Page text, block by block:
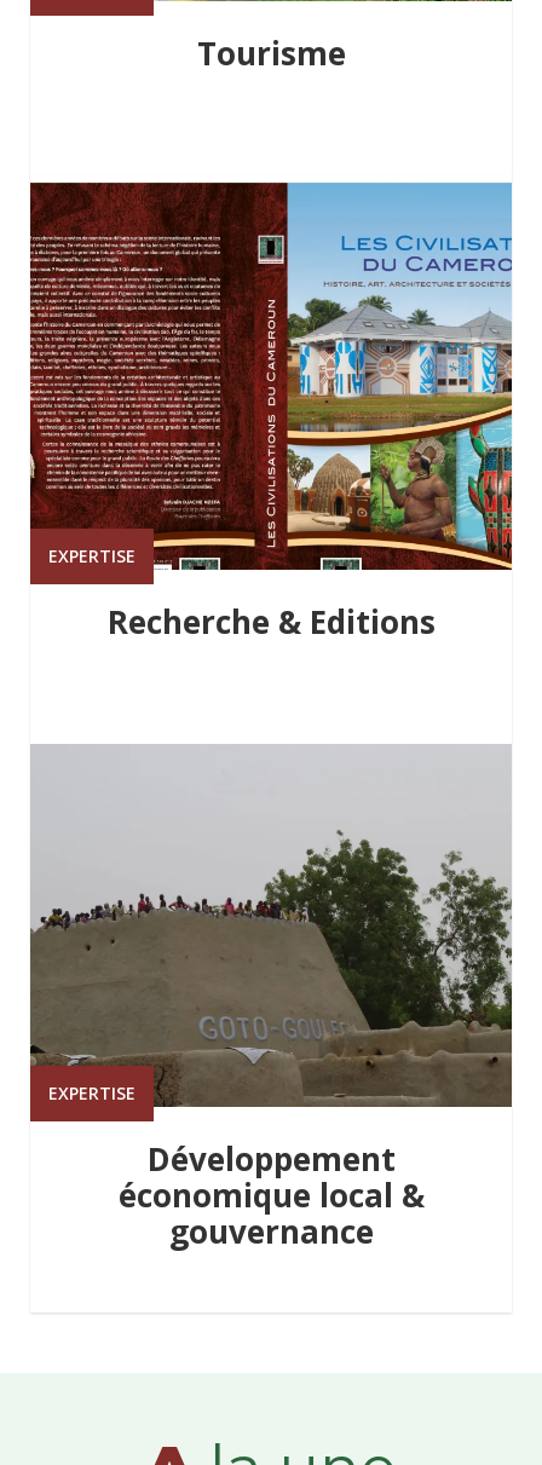
Tourisme
EXPERTISE
Recherche & Editions
EXPERTISE
Développement
économique local &
gouvernance